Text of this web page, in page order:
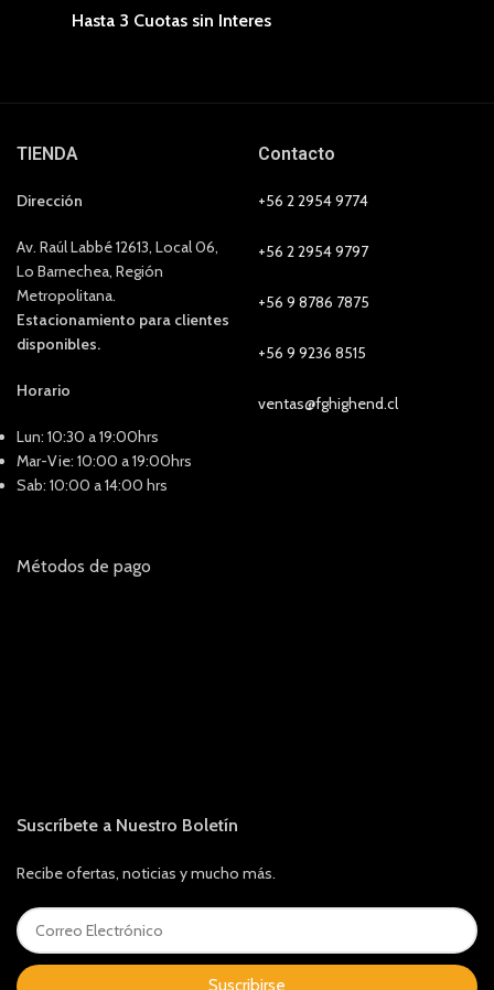
Hasta 3 Cuotas sin Interes
TIENDA
Dirección
Av. Raúl Labbé 12613, Local 06,
Lo Barnechea, Región
Metropolitana.
Estacionamiento para clientes
disponibles.
Horario
Lun: 10:30 a 19:00hrs
Mar-Vie: 10:00 a 19:00hrs
Sab: 10:00 a 14:00 hrs
Contacto
+56 2 2954 9774
+56 2 2954 9797
+56 9 8786 7875
+56 9 9236 8515
ventas@fghighend.cl
Métodos de pago
Suscríbete a Nuestro Boletín
Recibe ofertas, noticias y mucho más.
Suscribirse